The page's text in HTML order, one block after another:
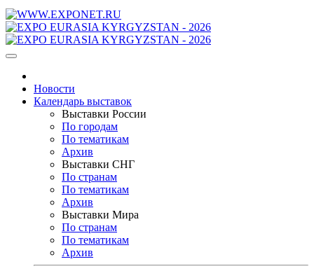
Новости
Календарь выставок
Выставки России
По городам
По тематикам
Архив
Выставки СНГ
По странам
По тематикам
Архив
Выставки Мира
По странам
По тематикам
Архив